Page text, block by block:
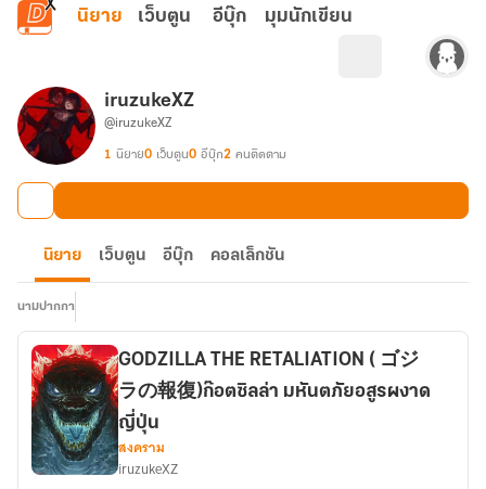
ข้ามไปยังเนื้อหาหลัก
นิยาย เว็บตูน อีบุ๊ก มุมนักเขียน
iruzukeXZ
@iruzukeXZ
1 นิยาย0 เว็บตูน0 อีบุ๊ก2 คนติดตาม
นิยาย เว็บตูน อีบุ๊ก คอลเล็กชัน
นามปากกา
GODZILLA THE RETALIATION ( ゴジ
ラの報復)ก๊อตซิลล่า มหันตภัยอสูรผงาด
ญี่ปุ่น
สงคราม
iruzukeXZ